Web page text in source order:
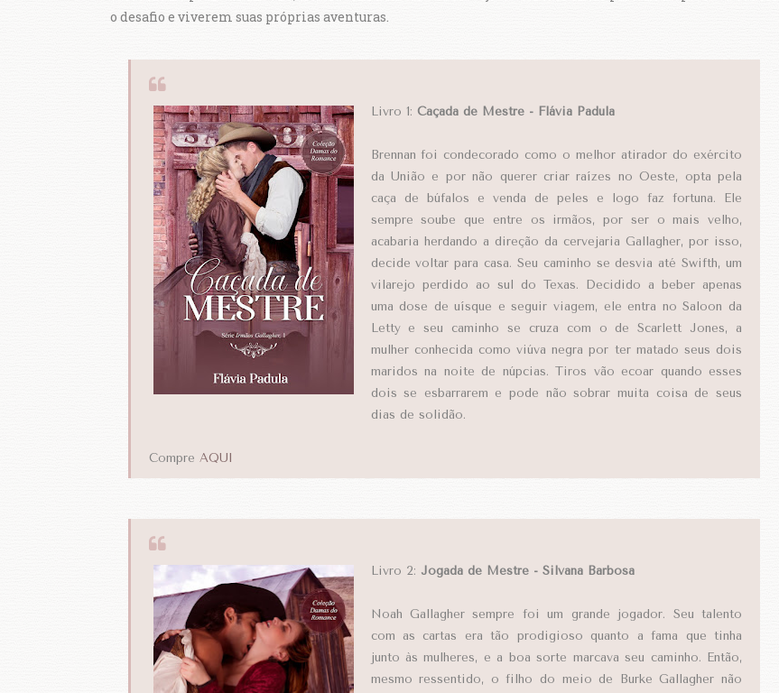
o desafio e viverem suas próprias aventuras.
Livro 1: Caçada de Mestre - Flávia Padula
Brennan foi condecorado como o melhor atirador do exército
da União e por não querer criar raízes no Oeste, opta pela
caça de búfalos e venda de peles e logo faz fortuna. Ele
sempre soube que entre os irmãos, por ser o mais velho,
acabaria herdando a direção da cervejaria Gallagher, por isso,
decide voltar para casa. Seu caminho se desvia até Swifth, um
vilarejo perdido ao sul do Texas. Decidido a beber apenas
uma dose de uísque e seguir viagem, ele entra no Saloon da
Letty e seu caminho se cruza com o de Scarlett Jones, a
mulher conhecida como viúva negra por ter matado seus dois
maridos na noite de núpcias. Tiros vão ecoar quando esses
dois se esbarrarem e pode não sobrar muita coisa de seus
dias de solidão.
Compre AQUI
Livro 2: Jogada de Mestre - Silvana Barbosa
Noah Gallagher sempre foi um grande jogador. Seu talento
com as cartas era tão prodigioso quanto a fama que tinha
junto às mulheres, e a boa sorte marcava seu caminho. Então,
mesmo ressentido, o filho do meio de Burke Gallagher não